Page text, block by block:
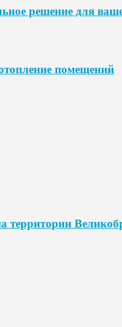
решение для
помещений
территории